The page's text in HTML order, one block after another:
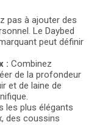
pas à ajouter des
Le Daybed
peut définir
: Combinez
de la profondeur
et de laine de
les plus élégants
des coussins